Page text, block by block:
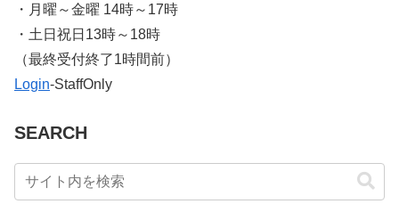
・月曜～金曜 14時～17時
・土日祝日13時～18時
​（最終受付終了1時間前）
Login-StaffOnly
SEARCH